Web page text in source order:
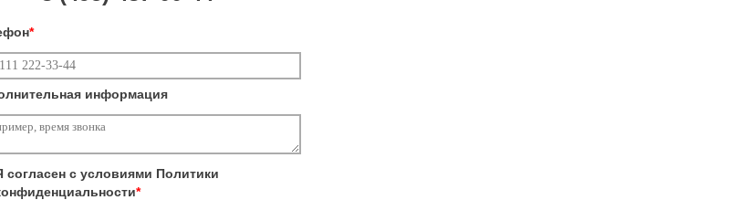
*
информация
согласен с условиями Политики
*